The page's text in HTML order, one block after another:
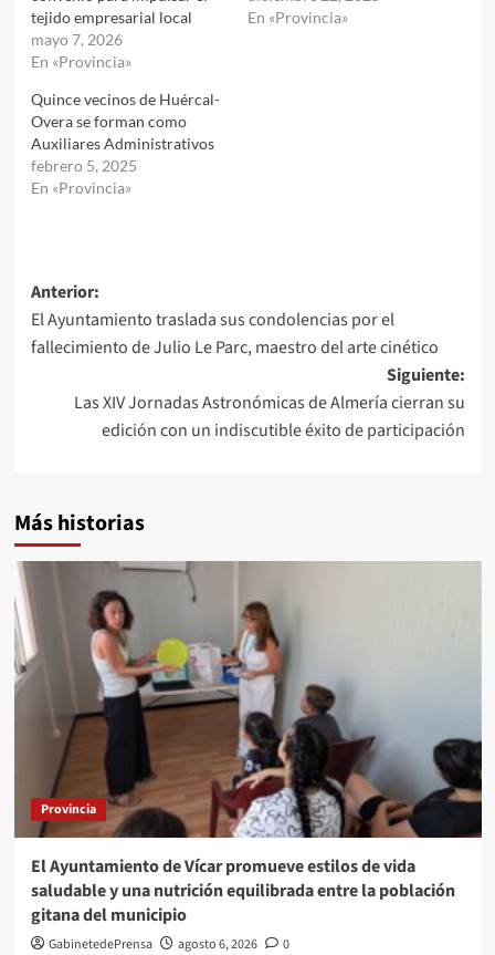
tejido empresarial local
mayo 7, 2026
En «Provincia»
En «Provincia»
Quince vecinos de Huércal-
Overa se forman como
Auxiliares Administrativos
febrero 5, 2025
En «Provincia»
Navegación
de
entradas
Anterior:
El Ayuntamiento traslada sus condolencias por el
fallecimiento de Julio Le Parc, maestro del arte cinético
Siguiente:
Las XIV Jornadas Astronómicas de Almería cierran su
edición con un indiscutible éxito de participación
Más historias
Provincia
El Ayuntamiento de Vícar promueve estilos de vida
saludable y una nutrición equilibrada entre la población
gitana del municipio
GabinetedePrensa agosto 6, 2026 0